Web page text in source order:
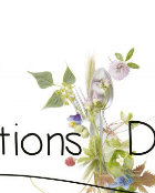
Skip
to
content